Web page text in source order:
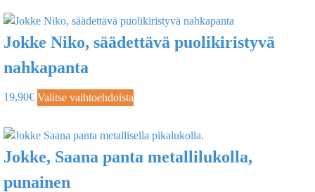
Jokke Niko, säädettävä puolikiristyvä
nahkapanta
19,90€ Valitse vaihtoehdoista
Jokke, Saana panta metallilukolla,
punainen